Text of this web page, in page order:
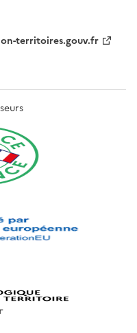
territoires.gouv.fr